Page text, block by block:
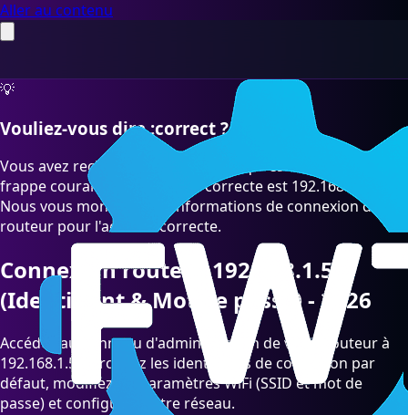
Aller au contenu
💡
Vouliez-vous dire :correct ?
Vous avez recherché "192.168.l.52" qui est une faute de
frappe courante. L'adresse IP correcte est 192.168.1.52.
Nous vous montrons les informations de connexion du
routeur pour l'adresse correcte.
Connexion routeur 192.168.1.52
(Identifiant & Mot de passe) - 2026
Accédez au panneau d'administration de votre routeur à
192.168.1.52. Trouvez les identifiants de connexion par
défaut, modifiez les paramètres WiFi (SSID et mot de
passe) et configurez votre réseau.